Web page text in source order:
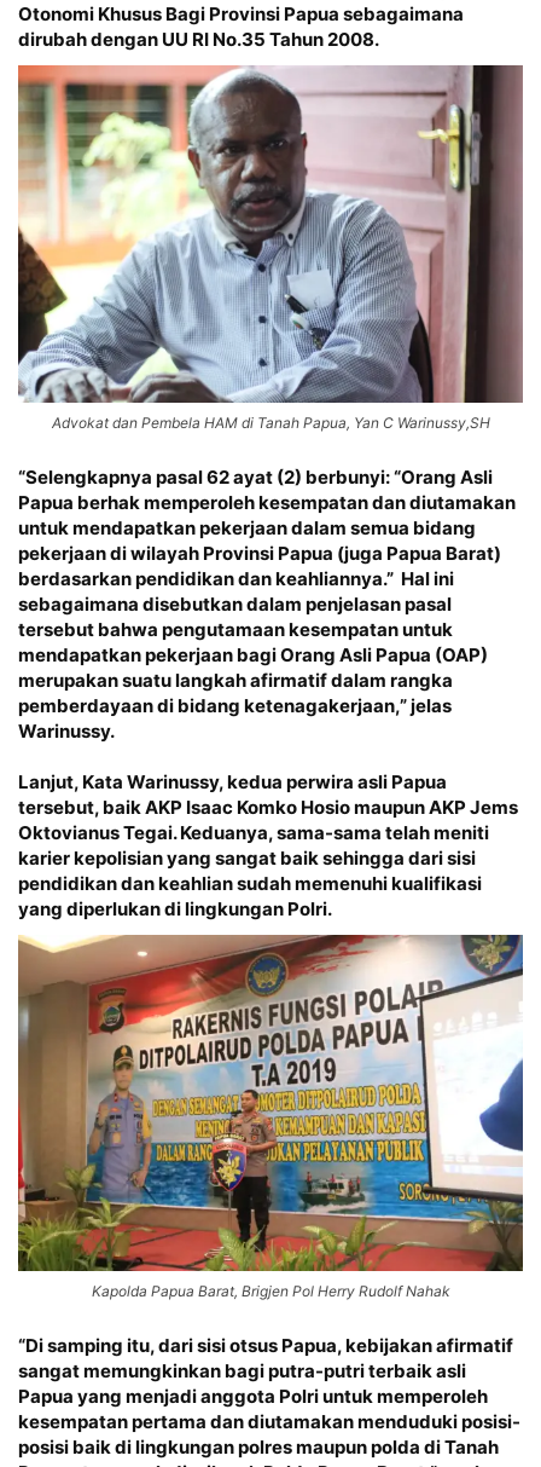
Otonomi Khusus Bagi Provinsi Papua sebagaimana
dirubah dengan UU RI No.35 Tahun 2008.
Advokat dan Pembela HAM di Tanah Papua, Yan C Warinussy,SH
“Selengkapnya pasal 62 ayat (2) berbunyi: “Orang Asli
Papua berhak memperoleh kesempatan dan diutamakan
untuk mendapatkan pekerjaan dalam semua bidang
pekerjaan di wilayah Provinsi Papua (juga Papua Barat)
berdasarkan pendidikan dan keahliannya.” Hal ini
sebagaimana disebutkan dalam penjelasan pasal
tersebut bahwa pengutamaan kesempatan untuk
mendapatkan pekerjaan bagi Orang Asli Papua (OAP)
merupakan suatu langkah afirmatif dalam rangka
pemberdayaan di bidang ketenagakerjaan,” jelas
Warinussy.
Lanjut, Kata Warinussy, kedua perwira asli Papua
tersebut, baik AKP Isaac Komko Hosio maupun AKP Jems
Oktovianus Tegai. Keduanya, sama-sama telah meniti
karier kepolisian yang sangat baik sehingga dari sisi
pendidikan dan keahlian sudah memenuhi kualifikasi
yang diperlukan di lingkungan Polri.
Kapolda Papua Barat, Brigjen Pol Herry Rudolf Nahak
“Di samping itu, dari sisi otsus Papua, kebijakan afirmatif
sangat memungkinkan bagi putra-putri terbaik asli
Papua yang menjadi anggota Polri untuk memperoleh
kesempatan pertama dan diutamakan menduduki posisi-
posisi baik di lingkungan polres maupun polda di Tanah